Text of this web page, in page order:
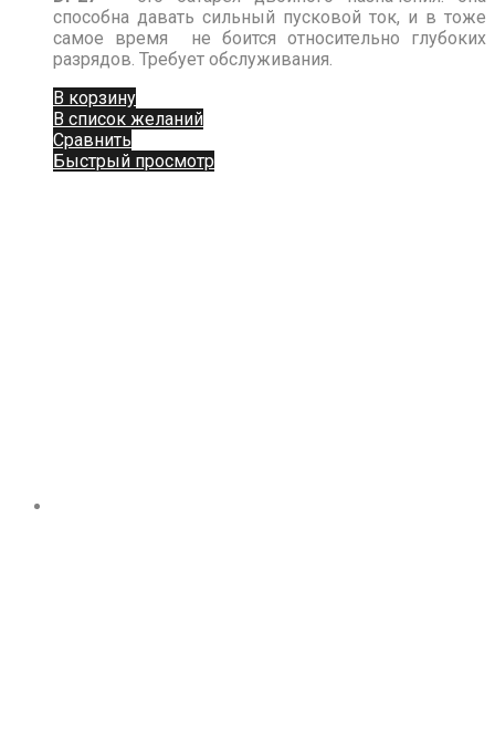
способна давать сильный пусковой ток, и в тоже
самое время не боится относительно глубоких
разрядов. Требует обслуживания.
В корзину
В список желаний
Сравнить
Быстрый просмотр